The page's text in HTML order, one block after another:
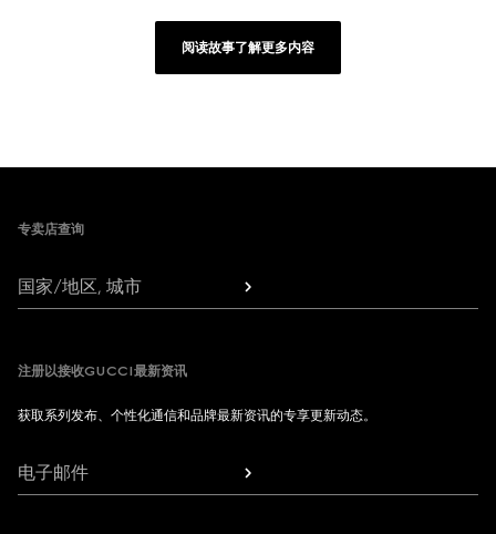
阅读故事了解更多内容
Footer
专卖店查询
国家/地区, 城市
注册以接收GUCCI最新资讯
获取系列发布、个性化通信和品牌最新资讯的专享更新动态。
电子邮件